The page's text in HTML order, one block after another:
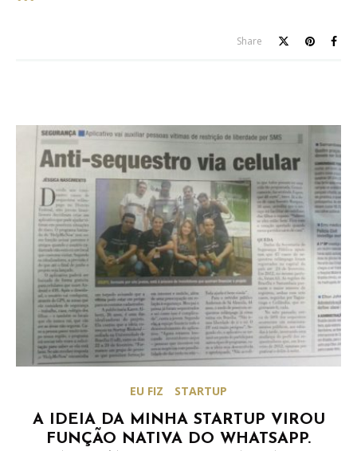
Share
EU FIZ STARTUP
A IDEIA DA MINHA STARTUP VIROU
FUNÇÃO NATIVA DO WHATSAPP.